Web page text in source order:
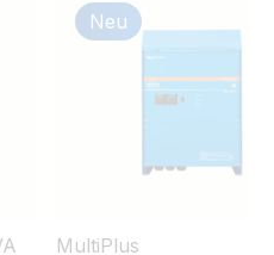
Neu
MultiPlus